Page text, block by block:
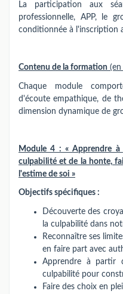
La participation aux
professionnelle, APP, le
conditionnée à l'inscription
Contenu de la formation (en
Chaque module
d'écoute empathique, de
dimension dynamique de
Module 4 : « Apprendre
culpabilité et de la honte,
l'estime de soi »
Objectifs spécifiques :
Découverte des
la culpabilité dans
Reconnaître ses
en faire part avec
Apprendre à partir
culpabilité pour
Faire des choix en